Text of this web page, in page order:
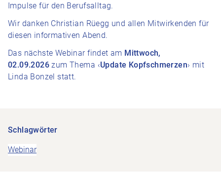
Impulse für den Berufsalltag.
Wir danken Christian Rüegg und allen Mitwirkenden für
diesen informativen Abend.
Das nächste Webinar findet am Mittwoch,
02.09.2026 zum Thema ‹Update Kopfschmerzen› mit
Linda Bonzel statt.
Schlagwörter
Webinar